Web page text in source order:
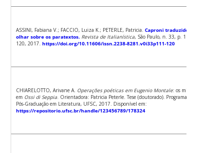
ASSINI, Fabiana V.; FACCIO, Luiza K.; PETERLE, Patricia.Caproni traduzido: um
olhar sobre os paratextos. Revista de Italianística, São Paulo, n. 33, p. 111-
120, 2017.https://doi.org/10.11606/issn.2238-8281.v0i33p111-120
CHIARELOTTO, Arivane A. Operações poéticas em Eugenio Montale: os minerais
em Ossi di Seppia . Orientadora: Patricia Peterle. Tese (doutorado). Programa de
Pós-Graduação em Literatura, UFSC, 2017. Disponível em:
https://repositorio.ufsc.br/handle/123456789/178324